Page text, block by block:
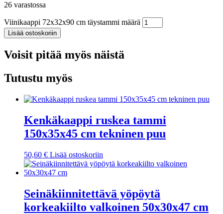
26 varastossa
Viinikaappi 72x32x90 cm täystammi määrä
Lisää ostoskoriin
Voisit pitää myös näistä
Tutustu myös
Kenkäkaappi ruskea tammi
150x35x45 cm tekninen puu
50,60 € Lisää ostoskoriin
Seinäkiinnitettävä yöpöytä
korkeakiilto valkoinen 50x30x47 cm